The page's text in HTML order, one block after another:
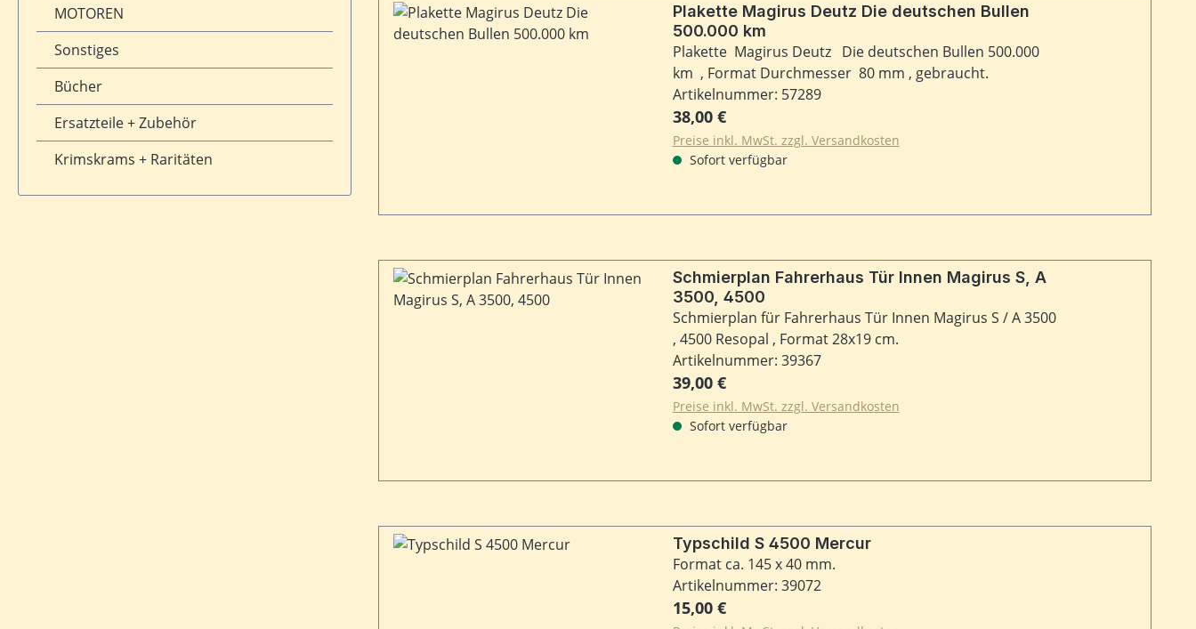
MOTOREN
Sonstiges
Bücher
Ersatzteile + Zubehör
Krimskrams + Raritäten
Plakette Magirus Deutz Die deutschen Bullen
500.000 km
Plakette Magirus Deutz Die deutschen Bullen 500.000
km , Format Durchmesser 80 mm , gebraucht.
Artikelnummer: 57289
Regulärer Preis:
38,00 €
Preise inkl. MwSt. zzgl. Versandkosten
Sofort verfügbar
Schmierplan Fahrerhaus Tür Innen Magirus S, A
3500, 4500
Schmierplan für Fahrerhaus Tür Innen Magirus S / A 3500
, 4500 Resopal , Format 28x19 cm.
Artikelnummer: 39367
Regulärer Preis:
39,00 €
Preise inkl. MwSt. zzgl. Versandkosten
Sofort verfügbar
Typschild S 4500 Mercur
Format ca. 145 x 40 mm.
Artikelnummer: 39072
Regulärer Preis:
15,00 €